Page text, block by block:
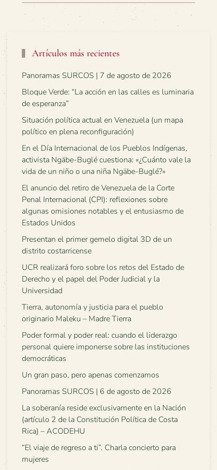
Artículos más recientes
Panoramas SURCOS | 7 de agosto de 2026
Bloque Verde: “La acción en las calles es luminaria
de esperanza”
Situación política actual en Venezuela (un mapa
político en plena reconfiguración)
En el Día Internacional de los Pueblos Indígenas,
activista Ngäbe-Buglé cuestiona: «¿Cuánto vale la
vida de un niño o una niña Ngäbe-Buglé?»
El anuncio del retiro de Venezuela de la Corte
Penal Internacional (CPI): reflexiones sobre
algunas omisiones notables y el entusiasmo de
Estados Unidos
Presentan el primer gemelo digital 3D de un
distrito costarricense
UCR realizará foro sobre los retos del Estado de
Derecho y el papel del Poder Judicial y la
Universidad
Tierra, autonomía y justicia para el pueblo
originario Maleku – Madre Tierra
Poder formal y poder real: cuando el liderazgo
personal quiere imponerse sobre las instituciones
democráticas
Un gran paso, pero apenas comenzamos
Panoramas SURCOS | 6 de agosto de 2026
La soberanía reside exclusivamente en la Nación
(artículo 2 de la Constitución Política de Costa
Rica) – ACODEHU
“El viaje de regreso a ti”. Charla concierto para
mujeres